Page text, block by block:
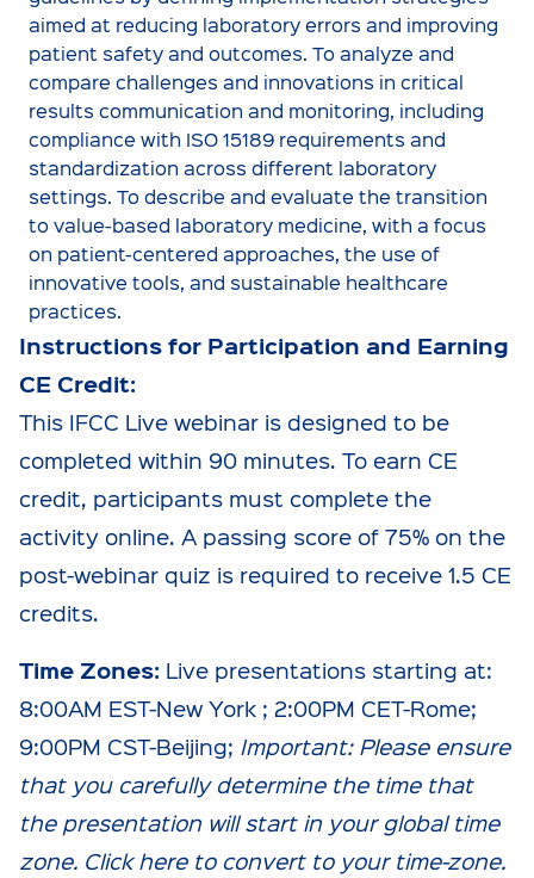
aimed at reducing laboratory errors and improving
patient safety and outcomes. To analyze and
compare challenges and innovations in critical
results communication and monitoring, including
compliance with ISO 15189 requirements and
standardization across different laboratory
settings. To describe and evaluate the transition
to value-based laboratory medicine, with a focus
on patient-centered approaches, the use of
innovative tools, and sustainable healthcare
practices.
Instructions for Participation and Earning
CE Credit:
This IFCC Live webinar is designed to be
completed within 90 minutes. To earn CE
credit, participants must complete the
activity online. A passing score of 75% on the
post-webinar quiz is required to receive 1.5 CE
credits.
Time Zones: Live presentations starting at:
8:00AM EST-New York ; 2:00PM CET-Rome;
9:00PM CST-Beijing; Important: Please ensure
that you carefully determine the time that
the presentation will start in your global time
zone. Clickhere to convert to your time-zone.